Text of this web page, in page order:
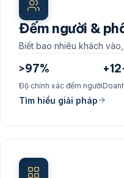
Đếm người &
Biết bao nhiêu khách
>97%
Độ chính xác đếm người
Tìm hiểu giải pháp